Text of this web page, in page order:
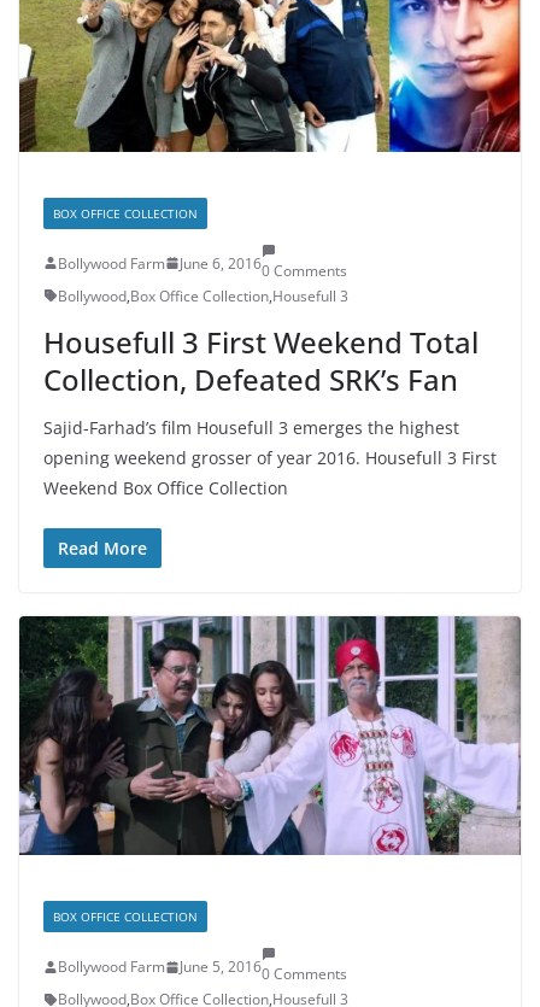
BOX OFFICE COLLECTION
Bollywood Farm June 6, 20160 Comments
Bollywood,Box Office Collection,Housefull 3
Housefull 3 First Weekend Total
Collection, Defeated SRK’s Fan
Sajid-Farhad’s film Housefull 3 emerges the highest
opening weekend grosser of year 2016. Housefull 3 First
Weekend Box Office Collection
Read More
BOX OFFICE COLLECTION
Bollywood Farm June 5, 20160 Comments
Bollywood,Box Office Collection,Housefull 3